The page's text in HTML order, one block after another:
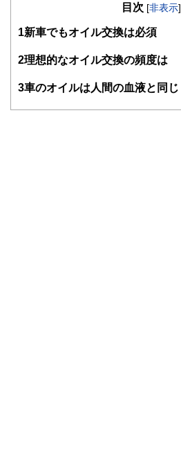
目次 [非表示]
1 新車でもオイル交換は必須
2理想的なオイル交換の頻度は
3車のオイルは人間の血液と同じ